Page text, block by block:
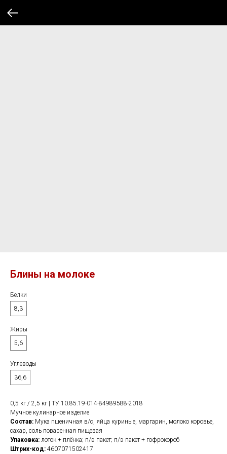
Блины на молоке
Белки
8,3
Жиры
5,6
Углеводы
36,6
0,5 кг / 2,5 кг | ТУ 10.85.19-014-84989588-2018
Мучное кулинарное изделие
Состав: Мука пшеничная в/с, яйца куриные, маргарин, молоко коровье,
сахар, соль поваренная пищевая
Упаковка: лоток + плёнка; п/э пакет; п/э пакет + гофрокороб
Штрих-код: 4607071502417